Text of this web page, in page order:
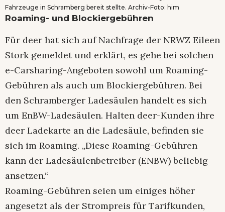
Fahrzeuge in Schramberg bereit stellte. Archiv-Foto: him
Roaming- und Blockiergebühren
Für deer hat sich auf Nachfrage der NRWZ Eileen
Stork gemeldet und erklärt, es gehe bei solchen
e-Carsharing-Angeboten sowohl um Roaming-
Gebühren als auch um Blockiergebühren. Bei
den Schramberger Ladesäulen handelt es sich
um EnBW-Ladesäulen. Halten deer-Kunden ihre
deer Ladekarte an die Ladesäule, befinden sie
sich im Roaming. „Diese Roaming-Gebühren
kann der Ladesäulenbetreiber (ENBW) beliebig
ansetzen.“
Roaming-Gebühren seien um einiges höher
angesetzt als der Strompreis für Tarifkunden,